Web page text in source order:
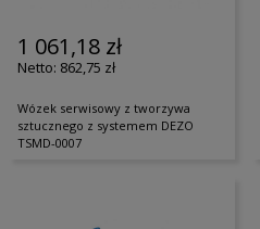
1 061,18 zł
862,75 zł
Wózek serwisowy z tworzywa
sztucznego z systemem DEZO
TSMD-0007